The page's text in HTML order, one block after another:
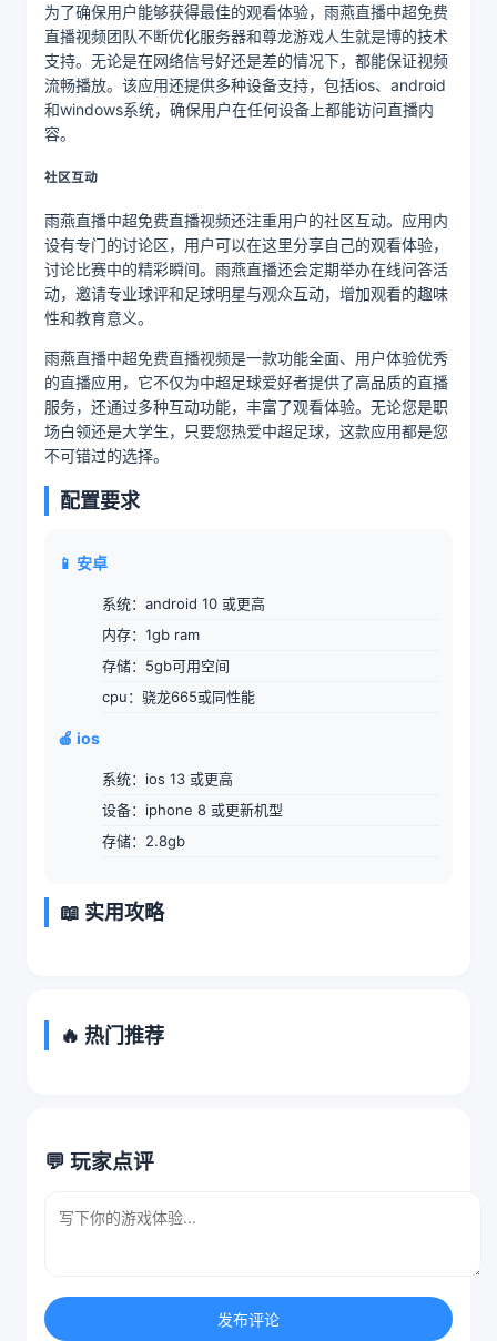
为了确保用户能够获得最佳的观看体验，雨燕直播中超免费
直播视频团队不断优化服务器和尊龙游戏人生就是博的技术
支持。无论是在网络信号好还是差的情况下，都能保证视频
流畅播放。该应用还提供多种设备支持，包括ios、android
和windows系统，确保用户在任何设备上都能访问直播内
容。
社区互动
雨燕直播中超免费直播视频还注重用户的社区互动。应用内
设有专门的讨论区，用户可以在这里分享自己的观看体验，
讨论比赛中的精彩瞬间。雨燕直播还会定期举办在线问答活
动，邀请专业球评和足球明星与观众互动，增加观看的趣味
性和教育意义。
雨燕直播中超免费直播视频是一款功能全面、用户体验优秀
的直播应用，它不仅为中超足球爱好者提供了高品质的直播
服务，还通过多种互动功能，丰富了观看体验。无论您是职
场白领还是大学生，只要您热爱中超足球，这款应用都是您
不可错过的选择。
配置要求
📱 安卓
系统：android 10 或更高
内存：1gb ram
存储：5gb可用空间
cpu：骁龙665或同性能
🍎 ios
系统：ios 13 或更高
设备：iphone 8 或更新机型
存储：2.8gb
📖 实用攻略
🔥 热门推荐
💬 玩家点评
发布评论